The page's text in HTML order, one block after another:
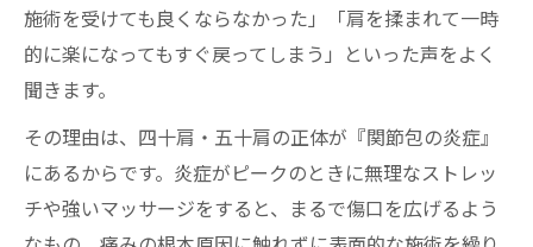
施術を受けても良くならなかった」「肩を揉まれて一時
的に楽になってもすぐ戻ってしまう」といった声をよく
聞きます。
その理由は、四十肩・五十肩の正体が『関節包の炎症』
にあるからです。炎症がピークのときに無理なストレッ
チや強いマッサージをすると、まるで傷口を広げるよう